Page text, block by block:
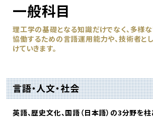
一般科目
理工学の基礎となる知識だけでなく、多様
協働するための言語運用能力や、技術者と
けていきます。
言語・人文・社会
英語、歴史文化、国語（日本語）の3分野を